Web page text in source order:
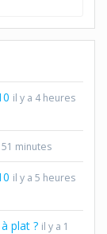
il y a 4 heures
minutes
il y a 5 heures
plat ? il y a 1